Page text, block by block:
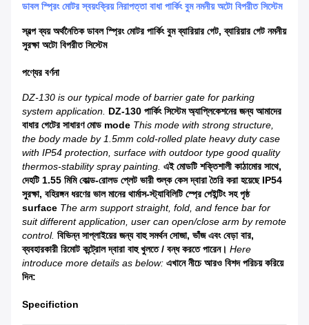
ডাবল স্প্রিং মোটর স্বয়ংক্রিয় নিরাপত্তা বাধা পার্কিং বুম নমনীয় অটো বিপরীত সিস্টেম
স্বল্প ব্যয় অর্থনৈতিক ডাবল স্প্রিং মোটর পার্কিং বুম ব্যারিয়ার গেট, ব্যারিয়ার গেট নমনীয়
সুরক্ষা অটো বিপরীত সিস্টেম
পণ্যের বর্ণনা
DZ-130 is our typical mode of barrier gate for parking
system application. DZ-130 পার্কিং সিস্টেম অ্যাপ্লিকেশনের জন্য আমাদের
বাধার গেটের সাধারণ মোড mode This mode with strong structure,
the body made by 1.5mm cold-rolled plate heavy duty case
with IP54 protection, surface with outdoor type good quality
thermos-stability spray painting. এই মোডটি শক্তিশালী কাঠামোর সাথে,
দেহটি 1.55 মিমি কোল্ড-রোলড প্লেট ভারী শুল্ক কেস দ্বারা তৈরি করা হয়েছে IP54
সুরক্ষা, বহিরঙ্গন ধরণের ভাল মানের থার্মাস-স্ট্যাবিলিটি স্প্রে পেইন্টিং সহ পৃষ্ঠ
surface The arm support straight, fold, and fence bar for
suit different application, user can open/close arm by remote
control. বিভিন্ন সাপ্লাইয়ের জন্য বাহু সমর্থন সোজা, ভাঁজ এবং বেড়া বার,
ব্যবহারকারী রিমোট কন্ট্রোল দ্বারা বাহু খুলতে / বন্ধ করতে পারেন। Here
introduce more details as below: এখানে নীচে আরও বিশদ পরিচয় করিয়ে
দিন:
Specifiction